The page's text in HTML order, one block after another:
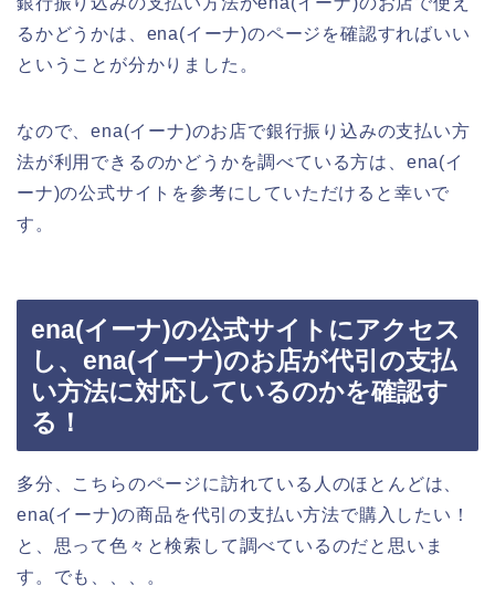
るかどうかは、ena(イーナ)のページを確認すればいい
ということが分かりました。
なので、ena(イーナ)のお店で銀行振り込みの支払い方
法が利用できるのかどうかを調べている方は、ena(イ
ーナ)の公式サイトを参考にしていただけると幸いで
す。
ena(イーナ)の公式サイトにアクセス
し、ena(イーナ)のお店が代引の支払
い方法に対応しているのかを確認す
る！
多分、こちらのページに訪れている人のほとんどは、
ena(イーナ)の商品を代引の支払い方法で購入したい！
と、思って色々と検索して調べているのだと思いま
す。でも、、、。